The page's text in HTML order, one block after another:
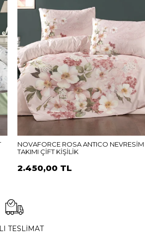
NOVAFORCE ROSA ANTICO NEVRESİM
TAKIMI ÇİFT KİŞİLİK
2.450,00 TL
TESLİMAT